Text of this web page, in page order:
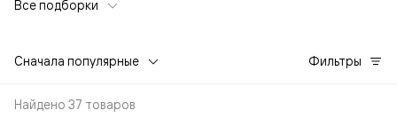
Все подборки
Сначала популярные Фильтры
Найдено 37 товаров